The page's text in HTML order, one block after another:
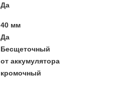
Да
40 мм
Да
Бесщеточный
от аккумулятора
кромочный